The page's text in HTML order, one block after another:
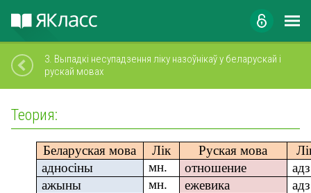
3. Выпадкі несупадзення ліку назоўнікаў у беларускай і
рускай мовах
Теория:
Беларуская мова Лік Руская мова
адносіны
мн. отношение
ажыны
мн. ежевика